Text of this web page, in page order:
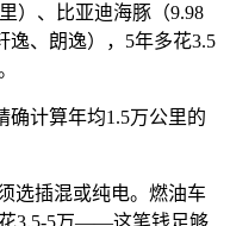
）、比亚迪海豚（9.98
逸、朗逸），5年多花3.5
确计算年均1.5万公里的
选插混或纯电。燃油车
花3.5-5万——这笔钱足够